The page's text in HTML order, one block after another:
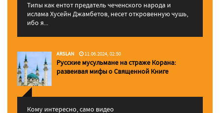
Типы как ентот предатель чеченского народа и
ислама Хусейн Джамбетов, несет откровенную чушь,
ибо я...
ARSLAN 11.06.2024, 02:50
Русские мусульмане на страже Корана:
pазвеивая мифы о Священной Книге
Кому интересно, само видео